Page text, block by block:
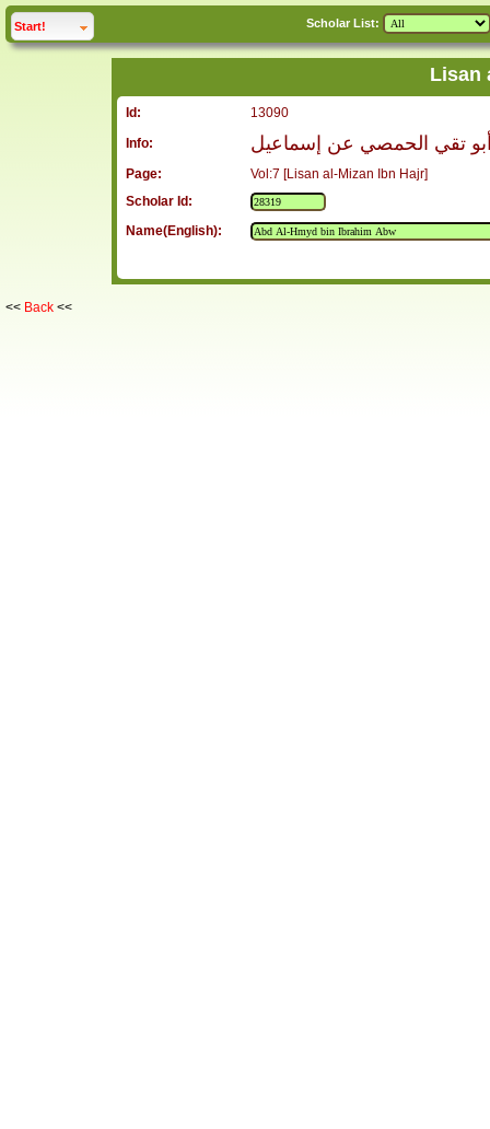
Start! click to Scholar List:
Lisan
Id:
13090
Info:
أبو تقي الحمصي عن إسماعيل
Page:
Vol:7 [Lisan al-Mizan Ibn Hajr]
Scholar Id:
Name(English):
<< Back <<